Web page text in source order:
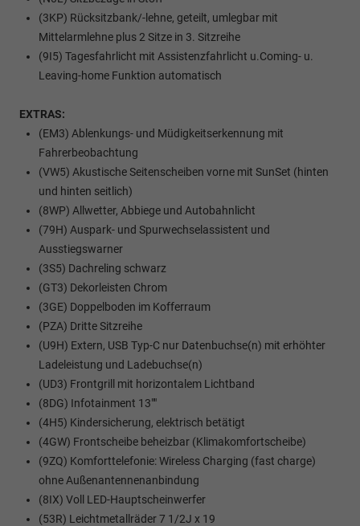
(3KP) Rücksitzbank/-lehne, geteilt, umlegbar mit
Mittelarmlehne plus 2 Sitze in 3. Sitzreihe
(9I5) Tagesfahrlicht mit Assistenzfahrlicht u.Coming- u.
Leaving-home Funktion automatisch
EXTRAS:
(EM3) Ablenkungs- und Müdigkeitserkennung mit
Fahrerbeobachtung
(VW5) Akustische Seitenscheiben vorne mit SunSet (hinten
und hinten seitlich)
(8WP) Allwetter, Abbiege und Autobahnlicht
(79H) Auspark- und Spurwechselassistent und
Ausstiegswarner
(3S5) Dachreling schwarz
(GT3) Dekorleisten Chrom
(3GE) Doppelboden im Kofferraum
(PZA) Dritte Sitzreihe
(U9H) Extern, USB Typ-C nur Datenbuchse(n) mit erhöhter
Ladeleistung und Ladebuchse(n)
(UD3) Frontgrill mit horizontalem Lichtband
(8DG) Infotainment 13""
(4H5) Kindersicherung, elektrisch betätigt
(4GW) Frontscheibe beheizbar (Klimakomfortscheibe)
(9ZQ) Komforttelefonie: Wireless Charging (fast charge)
ohne Außenantennenanbindung
(8IX) Voll LED-Hauptscheinwerfer
(53R) Leichtmetallräder 7 1/2J x 19